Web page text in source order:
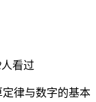
人看过
律与数字的基本